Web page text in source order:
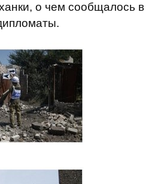
о чем сообщалось в